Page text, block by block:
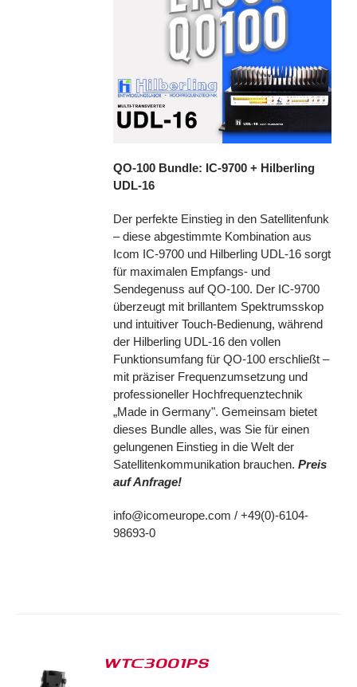
QO-100 Bundle: IC-9700 + Hilberling
UDL-16
Der perfekte Einstieg in den Satellitenfunk
– diese abgestimmte Kombination aus
Icom IC-9700 und Hilberling UDL-16 sorgt
für maximalen Empfangs- und
Sendegenuss auf QO-100. Der IC-9700
überzeugt mit brillantem Spektrumsskop
und intuitiver Touch-Bedienung, während
der Hilberling UDL-16 den vollen
Funktionsumfang für QO-100 erschließt –
mit präziser Frequenzumsetzung und
professioneller Hochfrequenztechnik
„Made in Germany". Gemeinsam bietet
dieses Bundle alles, was Sie für einen
gelungenen Einstieg in die Welt der
Satellitenkommunikation brauchen.Preis
auf Anfrage!
info@icomeurope.com / +49(0)-6104-
98693-0
WTC3001PS